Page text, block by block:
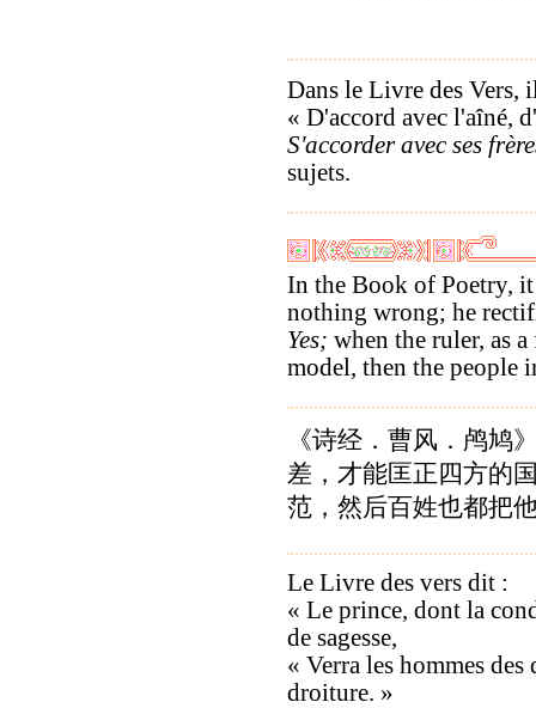
Dans le Livre des Vers,
« D'accord avec l'aîné,
S'accorder avec ses
sujets.
In the Book of Poetry,
nothing wrong; he
Yes; when the ruler, as
model, then the people
《诗经．曹风．鸬鸠
差，才能匡正四方的
范，然后百姓也都把
Le Livre des vers dit :
« Le prince, dont la
de sagesse,
« Verra les hommes
droiture. »